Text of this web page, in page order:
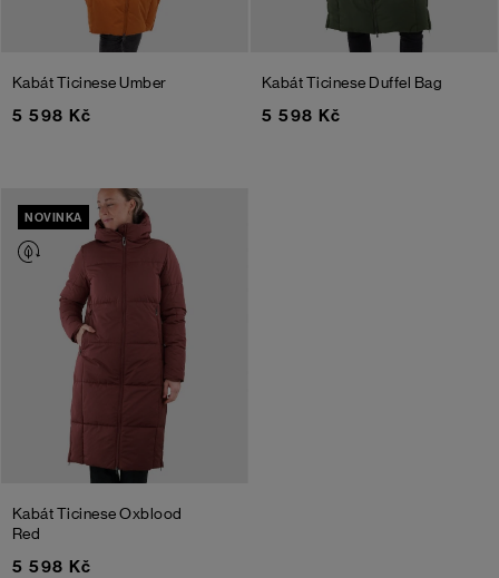
Kabát TicineseUmber
5 598 Kč
Kabát Ticinese Duffel Bag
5 598 Kč
NOVINKA
Kabát TicineseOxblood
Red
5 598 Kč